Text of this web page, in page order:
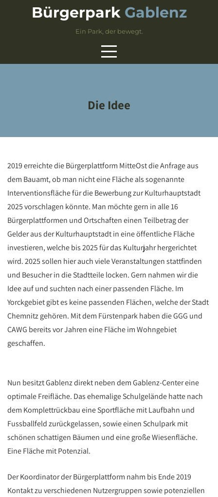
Bürgerpark Gablenz
Ein Park, der bewegt.
Die Idee
2019 erreichte die Bürgerplattform MitteOst die Anfrage aus
dem Bauamt, ob man nicht eine Fläche als sogenannte
Interventionsfläche für die Bewerbung zur Kulturhauptstadt
2025 vorschlagen könnte. Man möchte gern in alle 16
Bürgerplattformen und Ortschaften einen Teilbetrag der
Gelder aus der Kulturhauptstadt in eine öffentliche Fläche
investieren, welche bis 2025 für das Kulturjahr hergerichtet
wird. 2025 sollen hier auch viele Veranstaltungen stattfinden
und Besucher in die Stadtteile locken. Gern nahmen wir die
Idee auf und suchten nach einer passenden Fläche. Im
Yorckgebiet gibt es keine passenden Flächen, welche der Stadt
Chemnitz gehören. Mit dem Fürstenpark haben die GGG und
CAWG bereits vor Jahren eine Fläche im Wohngebiet
geschaffen.
Nun besitzt Gablenz direkt neben dem Gablenz-Center eine
optimale Freifläche. Das ehemalige Schulgelände hatte nach
dem Komplettrückbau eine Sportfläche mit Laufbahn und
Fussballfeld zurückgelassen, sowie einen Schulpark mit
schönen schattigen Bäumen und eine große Wiesenfläche.
Eine Fläche mit Potenzial.
Der Koordinator der Bürgerplattform nahm bis Ende 2019
Kontakt zu verschiedenen Nutzergruppen sowie potenziellen